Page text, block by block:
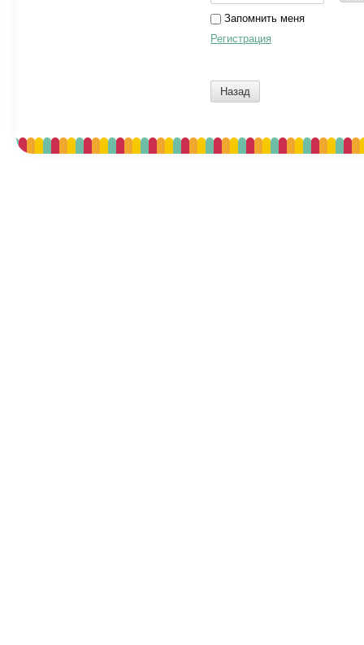
Запомнить меня
Регистрация
Назад